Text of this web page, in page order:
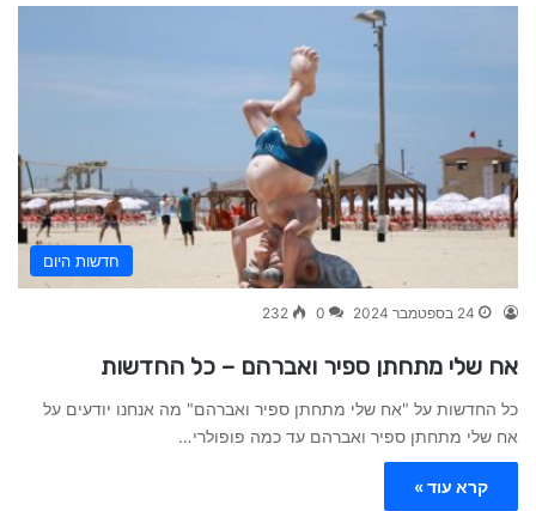
חדשות היום
24 בספטמבר 2024 0
232
אח שלי מתחתן ספיר ואברהם – כל החדשות
כל החדשות על "אח שלי מתחתן ספיר ואברהם" מה אנחנו יודעים על
אח שלי מתחתן ספיר ואברהם עד כמה פופולרי…
קרא עוד »